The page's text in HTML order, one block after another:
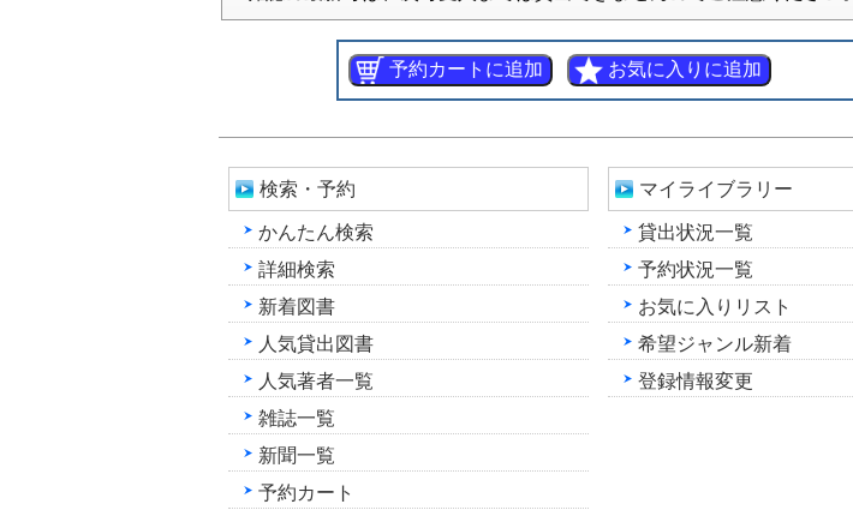
検索・予約
かんたん検索
詳細検索
新着図書
人気貸出図書
人気著者一覧
雑誌一覧
新聞一覧
予約カート
マイライブラリー
貸出状況一覧
予約状況一覧
お気に入りリスト
希望ジャンル新着
登録情報変更